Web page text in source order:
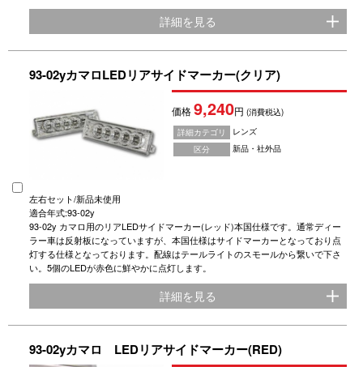
詳細を見る
93-02yカマロLEDリアサイドマーカー(クリア)
価格9,240円(消費税込)
詳細カテゴリ
レンズ
区分
新品・社外品
左右セット/新品未使用
適合年式:93-02y
93-02y カマロ用のリアLEDサイドマーカー(レッド)本国仕様です。通常ディー
ラー車は反射板になっていますが、本国仕様はサイドマーカーとなっており点
灯する仕様となっております。配線はテールライトのスモールから繋いで下さ
い。5個のLEDが赤色に鮮やかに点灯します。
詳細を見る
93-02yカマロ LEDリアサイドマーカー(RED)